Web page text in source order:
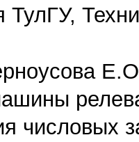
ТулГУ,
числовых